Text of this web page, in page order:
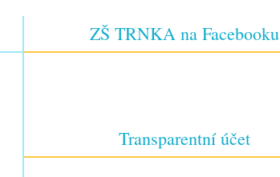
ZŠ TRNKA na Facebooku
Transparentní účet